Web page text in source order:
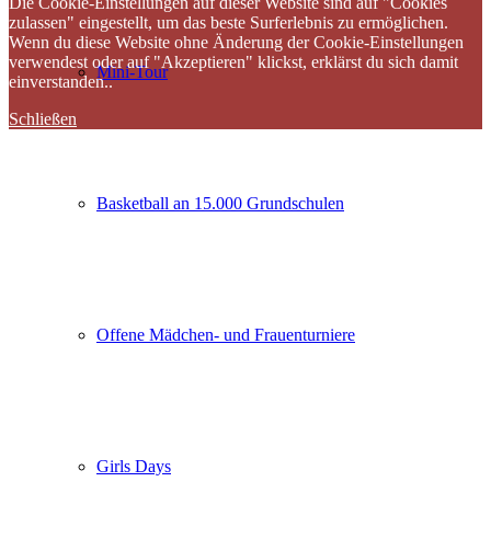
Mini-Tour
Basketball an 15.000 Grundschulen
Offene Mädchen- und Frauenturniere
Girls Days
zulassen" eingestellt, um das beste Surferlebnis zu ermöglichen.
Wenn du diese Website ohne Änderung der Cookie-Einstellungen
verwendest oder auf "Akzeptieren" klickst, erklärst du sich damit
einverstanden..
Schließen